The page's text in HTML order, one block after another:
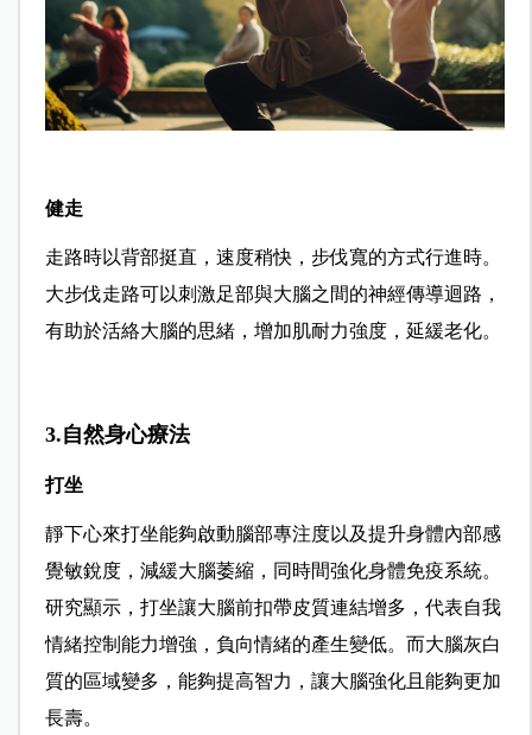
健走
走路時以背部挺直，速度稍快，步伐寬的方式行進時。
大步伐走路可以刺激足部與大腦之間的神經傳導迴路，
有助於活絡大腦的思緒，增加肌耐力強度，延緩老化。
3.自然身心療法
打坐
靜下心來打坐能夠啟動腦部專注度以及提升身體內部感
覺敏銳度，減緩大腦萎縮，同時間強化身體免疫系統。
研究顯示，打坐讓大腦前扣帶皮質連結增多，代表自我
情緒控制能力增強，負向情緒的產生變低。而大腦灰白
質的區域變多，能夠提高智力，讓大腦強化且能夠更加
長壽。